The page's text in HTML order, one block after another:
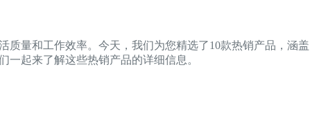
量和工作效率。今天，我们为您精选了10款热销产品，涵
起来了解这些热销产品的详细信息。